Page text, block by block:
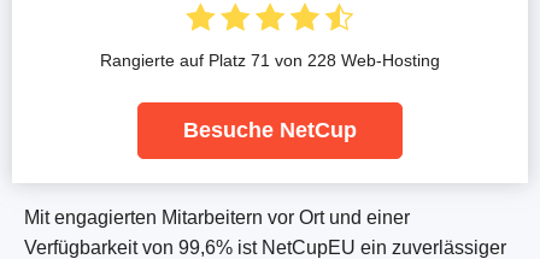
Mit engagierten Mitarbeitern vor Ort und einer
Verfügbarkeit von 99,6% ist NetCupEU ein zuverlässiger
Rangierte auf Platz 71 von 228 Web-Hosting
Besuche NetCup